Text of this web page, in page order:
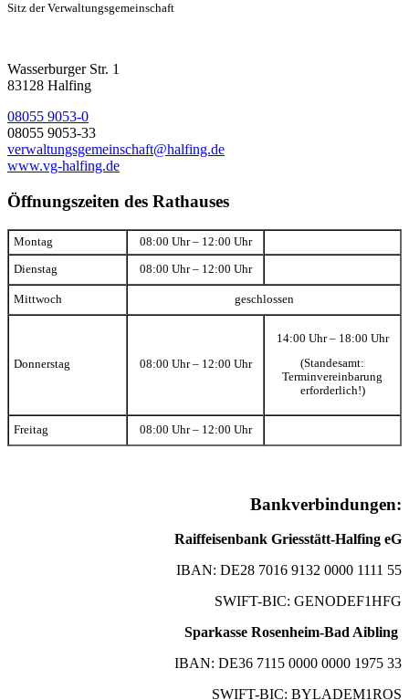
Sitz der Verwaltungsgemeinschaft
Wasserburger Str. 1
83128 Halfing
08055 9053-0
08055 9053-33
verwaltungsgemeinschaft@halfing.de
www.vg-halfing.de
Öffnungszeiten des Rathauses
Montag 08:00 Uhr – 12:00 Uhr
Dienstag 08:00 Uhr – 12:00 Uhr
Mittwoch geschlossen
Donnerstag 08:00 Uhr – 12:00 Uhr
14:00 Uhr – 18:00 Uhr
(Standesamt:
Terminvereinbarung
erforderlich!)
Freitag 08:00 Uhr – 12:00 Uhr
Bankverbindungen:
Raiffeisenbank Griesstätt-Halfing eG
IBAN: DE28 7016 9132 0000 1111 55
SWIFT-BIC: GENODEF1HFG
Sparkasse Rosenheim-Bad Aibling
IBAN: DE36 7115 0000 0000 1975 33
SWIFT-BIC: BYLADEM1ROS